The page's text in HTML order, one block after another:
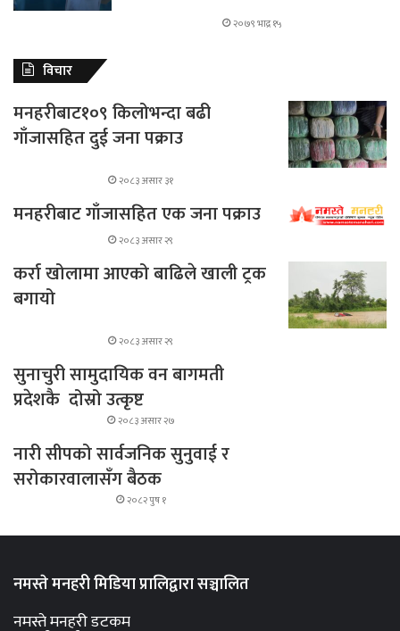
२०७९ भाद्र १५
विचार
मनहरीबाट१०९ किलोभन्दा बढी
गाँजासहित दुई जना पक्राउ
२०८३ असार ३१
मनहरीबाट गाँजासहित एक जना पक्राउ
२०८३ असार २९
कर्रा खोलामा आएको बाढिले खाली ट्रक
बगायो
२०८३ असार २९
सुनाचुरी सामुदायिक वन बागमती
प्रदेशकै दोस्रो उत्कृष्ट
२०८३ असार २७
नारी सीपको सार्वजनिक सुनुवाई र
सरोकारवालासँग बैठक
२०८२ पुष १
नमस्ते मनहरी मिडिया प्रालिद्वारा सञ्चालित
नमस्ते मनहरी डटकम